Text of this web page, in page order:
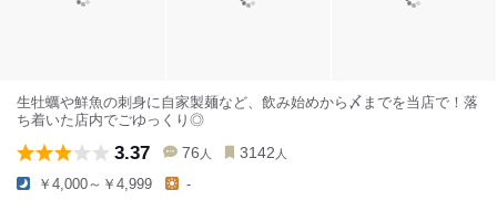
生牡蠣や鮮魚の刺身に自家製麺など、飲み始めから〆までを当店で！落
ち着いた店内でごゆっくり◎
3.37 76 人 3142 人
￥4,000～￥4,999 -